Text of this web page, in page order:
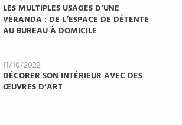
LES MULTIPLES USAGES D’UNE
VÉRANDA : DE L’ESPACE DE DÉTENTE
AU BUREAU À DOMICILE
11/10/2022
DÉCORER SON INTÉRIEUR AVEC DES
ŒUVRES D’ART